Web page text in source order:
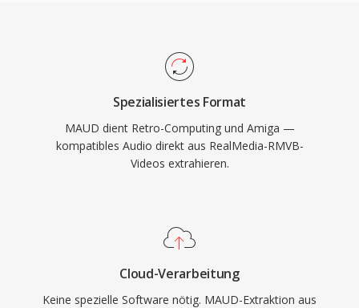
Spezialisiertes Format
MAUD dient Retro-Computing und Amiga —
kompatibles Audio direkt aus RealMedia-RMVB-
Videos extrahieren.
Cloud-Verarbeitung
Keine spezielle Software nötig. MAUD-Extraktion aus